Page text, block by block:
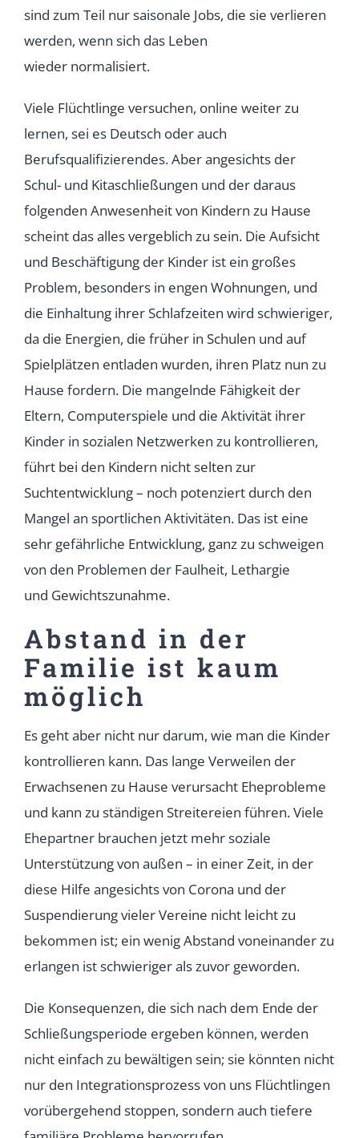
sind zum Teil nur saisonale Jobs, die sie verlieren
werden, wenn sich das Leben
wieder normalisiert.
Viele Flüchtlinge versuchen, online weiter zu
lernen, sei es Deutsch oder auch
Berufsqualifizierendes. Aber angesichts der
Schul- und Kitaschließungen und der daraus
folgenden Anwesenheit von Kindern zu Hause
scheint das alles vergeblich zu sein. Die Aufsicht
und Beschäftigung der Kinder ist ein großes
Problem, besonders in engen Wohnungen, und
die Einhaltung ihrer Schlafzeiten wird schwieriger,
da die Energien, die früher in Schulen und auf
Spielplätzen entladen wurden, ihren Platz nun zu
Hause fordern. Die mangelnde Fähigkeit der
Eltern, Computerspiele und die Aktivität ihrer
Kinder in sozialen Netzwerken zu kontrollieren,
führt bei den Kindern nicht selten zur
Suchtentwicklung – noch potenziert durch den
Mangel an sportlichen Aktivitäten. Das ist eine
sehr gefährliche Entwicklung, ganz zu schweigen
von den Problemen der Faulheit, Lethargie
und Gewichtszunahme.
Abstand in der
Familie ist kaum
möglich
Es geht aber nicht nur darum, wie man die Kinder
kontrollieren kann. Das lange Verweilen der
Erwachsenen zu Hause verursacht Eheprobleme
und kann zu ständigen Streitereien führen. Viele
Ehepartner brauchen jetzt mehr soziale
Unterstützung von außen – in einer Zeit, in der
diese Hilfe angesichts von Corona und der
Suspendierung vieler Vereine nicht leicht zu
bekommen ist; ein wenig Abstand voneinander zu
erlangen ist schwieriger als zuvor geworden.
Die Konsequenzen, die sich nach dem Ende der
Schließungsperiode ergeben können, werden
nicht einfach zu bewältigen sein; sie könnten nicht
nur den Integrationsprozess von uns Flüchtlingen
vorübergehend stoppen, sondern auch tiefere